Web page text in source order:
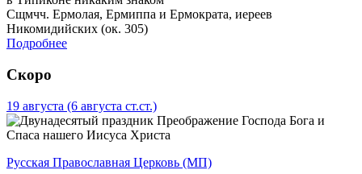
Сщмчч. Ермолая, Ермиппа и Ермократа, иереев
Никомидийских (ок. 305)
Подробнее
Скоро
19 августа (6 августа ст.ст.)
Преображение Господа Бога и
Спаса нашего Иисуса Христа
Русская Православная Церковь (МП)